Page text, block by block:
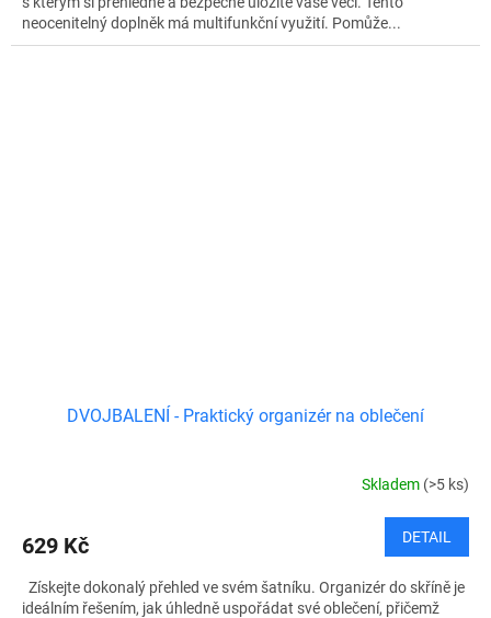
neocenitelný doplněk má multifunkční využití. Pomůže...
DVOJBALENÍ - Praktický organizér na oblečení
Skladem (>5 ks)
629 Kč DETAIL
Získejte dokonalý přehled ve svém šatníku. Organizér do skříně je
ideálním řešením, jak úhledně uspořádat své oblečení, přičemž